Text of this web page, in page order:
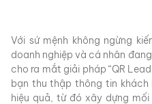
Với sứ mệnh không ngừng
doanh nghiệp và cá nhân
cho ra mắt giải pháp “QR
bạn thu thập thông tin
hiệu quả, từ đó xây dựng